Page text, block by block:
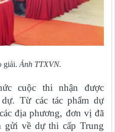
giải. Ảnh TTXVN.
cuộc thi nhận được
Từ các tác phẩm dự
địa phương, đơn vị đã
gửi về dự thi cấp Trung